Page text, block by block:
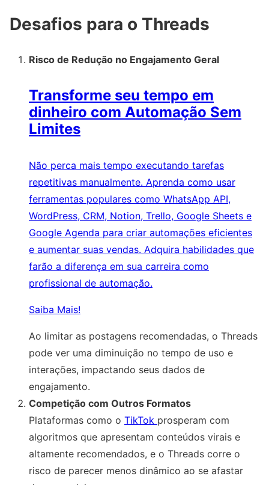
Desafios para o Threads
Risco de Redução no Engajamento Geral
Transforme seu tempo em
dinheiro com Automação Sem
Limites
Não perca mais tempo executando tarefas
repetitivas manualmente. Aprenda como usar
ferramentas populares como WhatsApp API,
WordPress, CRM, Notion, Trello, Google Sheets e
Google Agenda para criar automações eficientes
e aumentar suas vendas. Adquira habilidades que
farão a diferença em sua carreira como
profissional de automação.
Saiba Mais!
Ao limitar as postagens recomendadas, o Threads
pode ver uma diminuição no tempo de uso e
interações, impactando seus dados de
engajamento.
Competição com Outros Formatos
Plataformas como o TikTok prosperam com
algoritmos que apresentam conteúdos virais e
altamente recomendados, e o Threads corre o
risco de parecer menos dinâmico ao se afastar